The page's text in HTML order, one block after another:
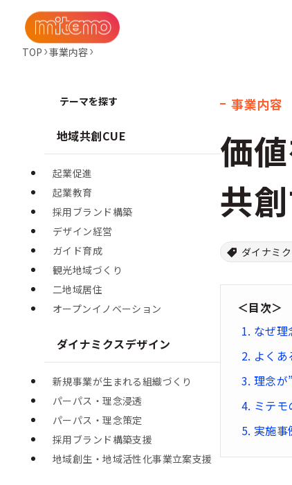
TOP 事業内容
テーマを探す
地域共創CUE
起業促進
起業教育
採用ブランド構築
デザイン経営
ガイド育成
観光地域づくり
二地域居住
オープンイノベーション
ダイナミクスデザイン
新規事業が生まれる組織づくり
パーパス・理念浸透
パーパス・理念策定
採用ブランド構築支援
地域創生・地域活性化事業立案支援
事業内容
価
共
ダイナミ
＜目次＞
なぜ
よくあ
理念が
ミテ
実施事